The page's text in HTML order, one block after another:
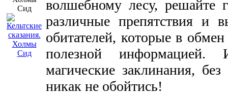
волшебному лесу, решайте
различные препятствия и
обитателей, которые в
полезной
магические заклинания,
никак не обойтись!